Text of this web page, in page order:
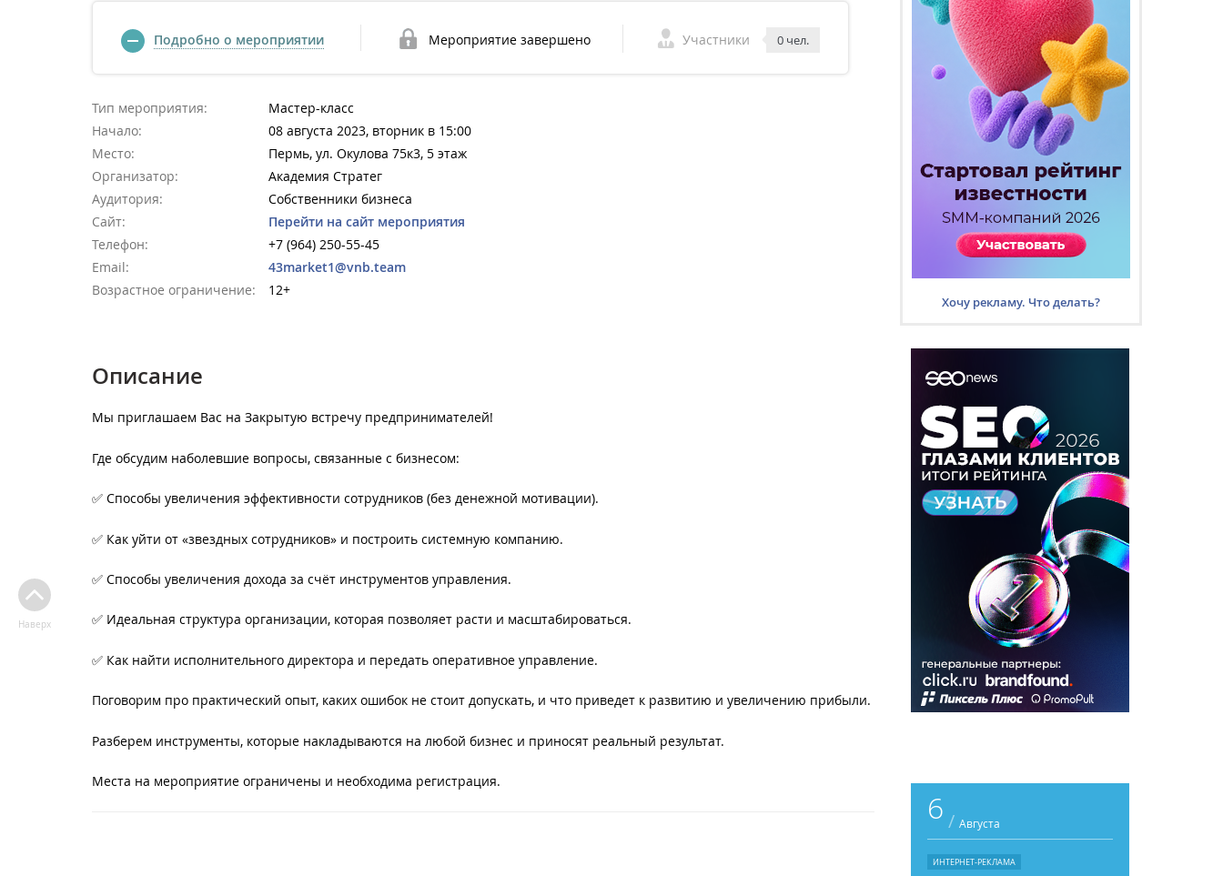
Подробно о мероприятии Мероприятие завершено Участники 0 чел.
Тип мероприятия:
Мастер-класс
Начало:
08 августа 2023, вторник в 15:00
Место:
Пермь, ул. Окулова 75к3, 5 этаж
Организатор:
Академия Стратег
Аудитория:
Собственники бизнеса
Сайт:
Перейти на сайт мероприятия
Телефон:
+7 (964) 250-55-45
Email:
43market1@vnb.team
Возрастное ограничение:
12+
Описание
Мы приглашаем Вас на Закрытую встречу предпринимателей!
Где обсудим наболевшие вопросы, связанные с бизнесом:
✅ Способы увеличения эффективности сотрудников (без денежной мотивации).
✅ Как уйти от «звездных сотрудников» и построить системную компанию.
✅ Способы увеличения дохода за счёт инструментов управления.
✅ Идеальная структура организации, которая позволяет расти и масштабироваться.
✅ Как найти исполнительного директора и передать оперативное управление.
Поговорим про практический опыт, каких ошибок не стоит допускать, и что приведет к развитию и увеличению прибыли.
Разберем инструменты, которые накладываются на любой бизнес и приносят реальный результат.
Места на мероприятие ограничены и необходима регистрация.
Наверх
Хочу рекламу. Что делать?
6 / Августа
ИНТЕРНЕТ-РЕКЛАМА